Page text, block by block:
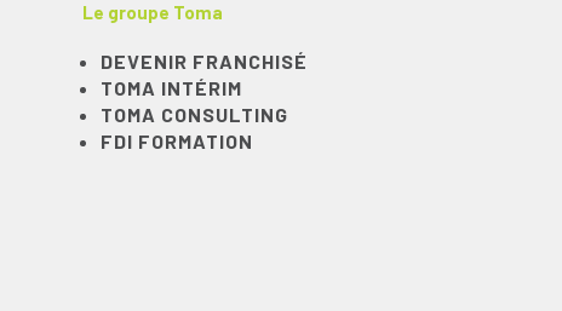
Le groupe Toma
DEVENIR FRANCHISÉ
TOMA INTÉRIM
TOMA CONSULTING
FDI FORMATION